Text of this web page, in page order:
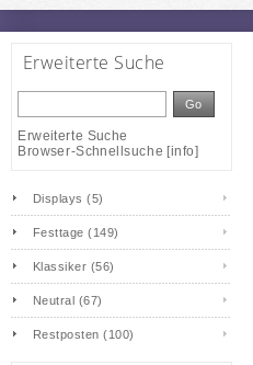
Erweiterte Suche
Go
Erweiterte Suche
Browser-Schnellsuche [info]
Displays (5)
Festtage (149)
Klassiker (56)
Neutral (67)
Restposten (100)